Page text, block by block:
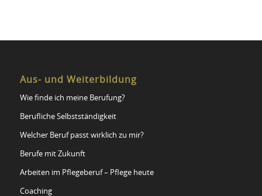
Aus- und Weiterbildung
Wie finde ich meine Berufung?
Berufliche Selbstständigkeit
Welcher Beruf passt wirklich zu mir?
Berufe mit Zukunft
Arbeiten im Pflegeberuf – Pflege heute
Coaching